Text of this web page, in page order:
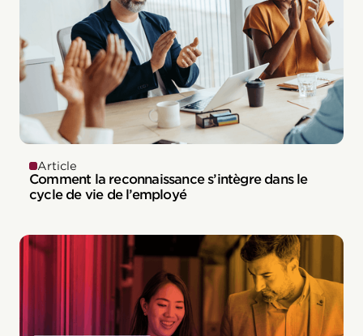
Article
Comment la reconnaissance s’intègre dans le
cycle de vie de l’employé